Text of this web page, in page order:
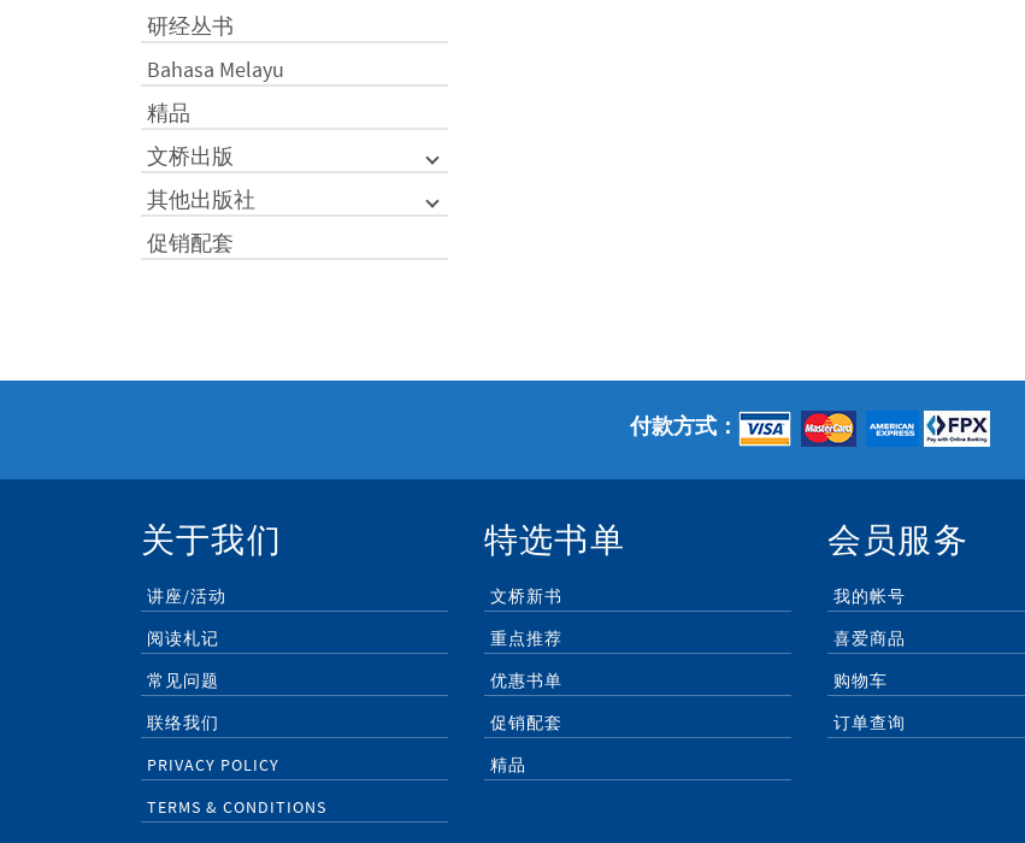
研经丛书
Bahasa Melayu
精品
文桥出版
其他出版社
促销配套
付款方式：
关于我们
讲座/活动
阅读札记
常见问题
联络我们
PRIVACY POLICY
TERMS & CONDITIONS
特选书单
文桥新书
重点推荐
优惠书单
促销配套
精品
会员服务
我的帐号
喜爱商品
购物车
订单查询